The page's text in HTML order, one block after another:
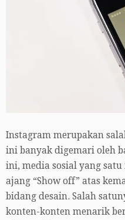
Instagram merupakan
ini banyak digemari oleh
ini, media sosial yang
ajang “Show off” atas
bidang desain. Salah
konten-konten menarik